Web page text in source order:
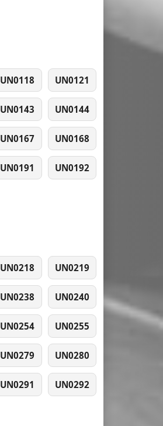
UN0118 UN0121
UN0143 UN0144
UN0167 UN0168
UN0191 UN0192
UN0218 UN0219
UN0238 UN0240
UN0254 UN0255
UN0279 UN0280
UN0291 UN0292